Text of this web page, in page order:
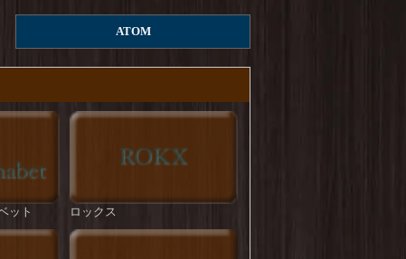
ROKX : MG CROPS
ROKX : T/C HYBRID PANT を更新しまし
た！
BIG MIKE : Pintuck Tropical Easy Pantを更新
しました！
ATOM
ット ロックス